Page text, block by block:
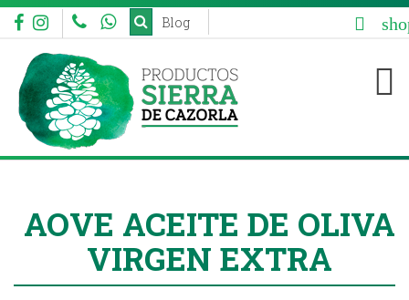


Blog
AOVE ACEITE DE OLIVA
VIRGEN EXTRA